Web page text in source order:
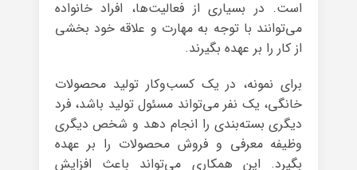
است. در بسیاری از فعالیت‌ها، افراد خانواده
می‌توانند با توجه به مهارت و علاقه خود بخشی
از کار را بر عهده بگیرند.
برای نمونه، در یک کسب‌وکار تولید محصولات
خانگی، یک نفر می‌تواند مسئول تولید باشد، فرد
دیگری بسته‌بندی را انجام دهد و شخص دیگری
وظیفه معرفی و فروش محصولات را بر عهده
بگیرد. این همکاری می‌تواند باعث افزایش